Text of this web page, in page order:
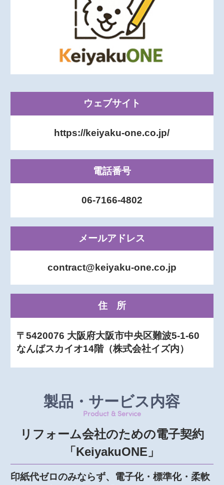
ウェブサイト
https://keiyaku-one.co.jp/
電話番号
06-7166-4802
メールアドレス
contract@keiyaku-one.co.jp
住所
〒5420076 大阪府大阪市中央区難波5-1-60
なんばスカイオ14階（株式会社イズ内）
製品・サービス内容
Product & Service
リフォーム会社のための電子契約
「KeiyakuONE」
印紙代ゼロのみならず、電子化・標準化・柔軟